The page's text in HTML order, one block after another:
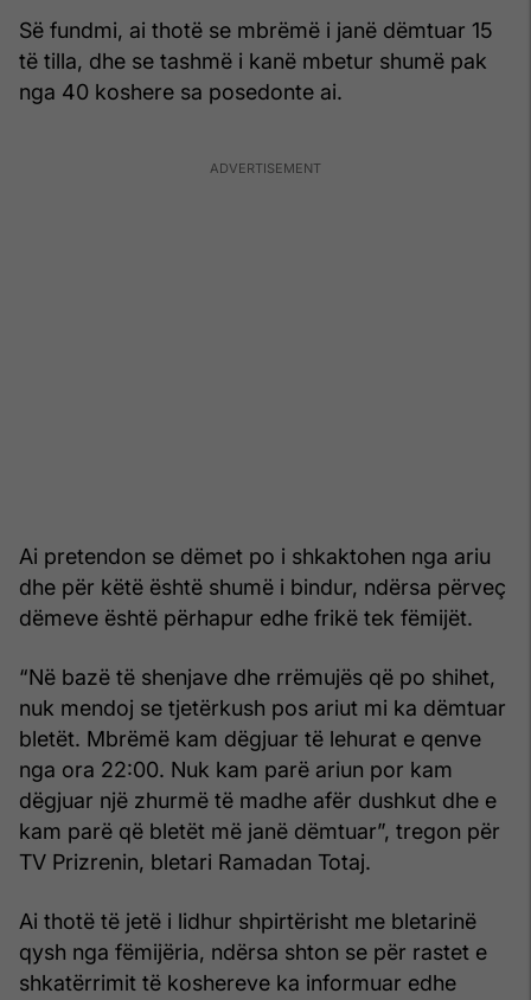
Së fundmi, ai thotë se mbrëmë i janë dëmtuar 15
të tilla, dhe se tashmë i kanë mbetur shumë pak
nga 40 koshere sa posedonte ai.
Ai pretendon se dëmet po i shkaktohen nga ariu
dhe për këtë është shumë i bindur, ndërsa përveç
dëmeve është përhapur edhe frikë tek fëmijët.
“Në bazë të shenjave dhe rrëmujës që po shihet,
nuk mendoj se tjetërkush pos ariut mi ka dëmtuar
bletët. Mbrëmë kam dëgjuar të lehurat e qenve
nga ora 22:00. Nuk kam parë ariun por kam
dëgjuar një zhurmë të madhe afër dushkut dhe e
kam parë që bletët më janë dëmtuar”, tregon për
TV Prizrenin, bletari Ramadan Totaj.
Ai thotë të jetë i lidhur shpirtërisht me bletarinë
qysh nga fëmijëria, ndërsa shton se për rastet e
shkatërrimit të koshereve ka informuar edhe